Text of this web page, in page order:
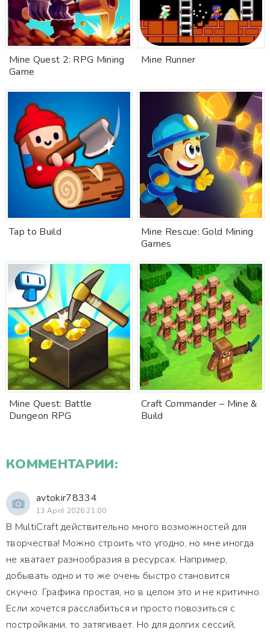
Mine Quest 2: RPG Mining
Game
Mine Runner
Tap to Build
Mine Rescue: Gold Mining
Games
Mine Quest: Battle
Dungeon RPG
Craft Commander – Mine &
Build
КОММЕНТАРИИ:
avtokir78334
13 April 2026 21:00
В MultiCraft действительно много возможностей для
творчества! Можно строить что угодно, но мне иногда
не хватает разнообразия в ресурсах. Например,
добывать одно и то же очень быстро становится
скучно. Графика простая, но в целом это и не критично.
Если хочется расслабиться и просто повозиться с
постройками, то затягивает. Но для долгих сессий,